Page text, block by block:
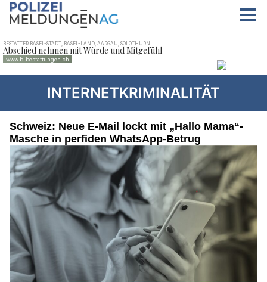
INTERNETKRIMINALITÄT
Schweiz: Neue E-Mail lockt mit „Hallo Mama“-
Masche in perfiden WhatsApp-Betrug